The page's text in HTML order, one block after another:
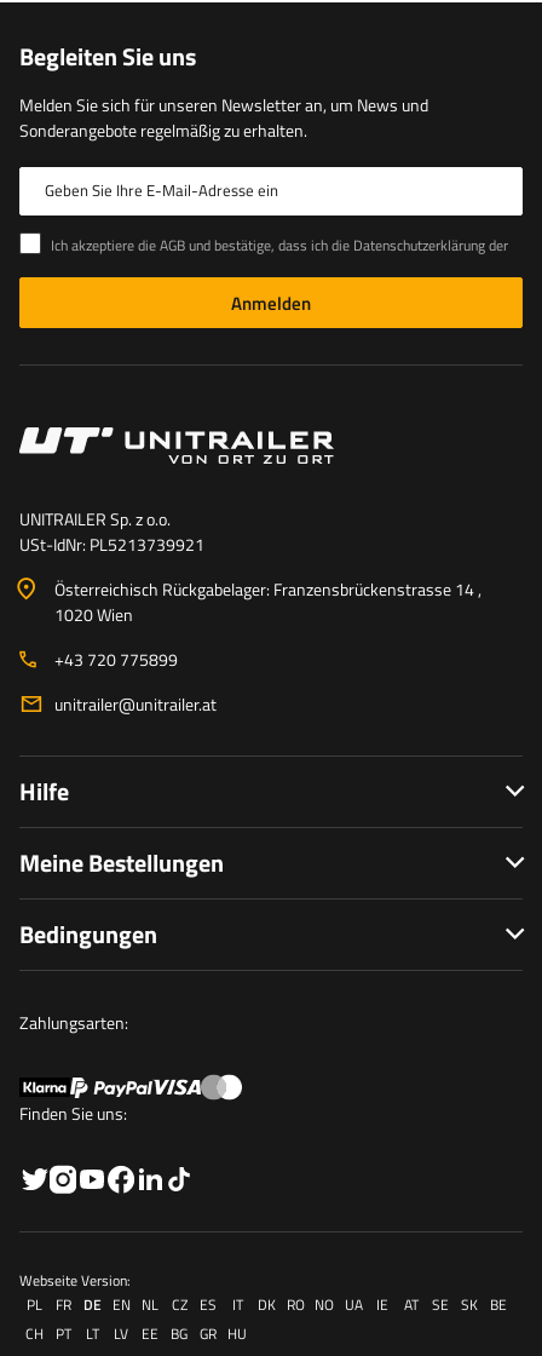
Begleiten Sie uns
Melden Sie sich für unseren Newsletter an, um News und
Sonderangebote regelmäßig zu erhalten.
Geben Sie Ihre E-Mail-Adresse ein
Ich akzeptiere die AGB und bestätige, dass ich die Datenschutzerklärung der Website zur Kenntnis genommen habe
Anmelden
UNITRAILER Sp. z o.o.
USt-IdNr: PL5213739921
Österreichisch Rückgabelager: Franzensbrückenstrasse 14 ,
1020 Wien
+43 720 775899
unitrailer@unitrailer.at
Hilfe
Meine Bestellungen
Bedingungen
Zahlungsarten:
Finden Sie uns:
Webseite Version:
PL
FR DE EN NL CZ ES IT DK RO NO UA IE AT SE SK BE
CH
PT LT LV EE BG GR HU